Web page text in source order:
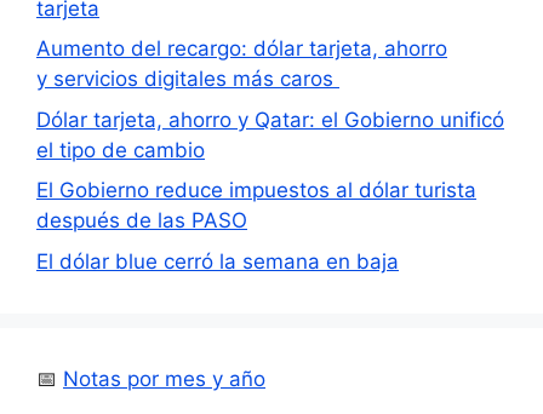
tarjeta
Aumento del recargo: dólar tarjeta, ahorro
y servicios digitales más caros
Dólar tarjeta, ahorro y Qatar: el Gobierno unificó
el tipo de cambio
El Gobierno reduce impuestos al dólar turista
después de las PASO
El dólar blue cerró la semana en baja
📅 Notas por mes y año